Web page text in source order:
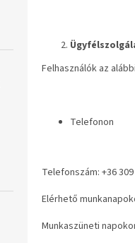
Felhasználók az
Telefonon
Telefonszám: +36
Elérhető
Munkaszüneti